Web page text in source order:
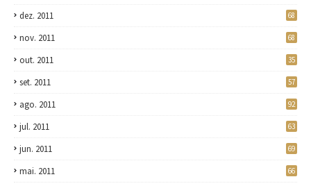
dez. 2011 68
nov. 2011 68
out. 2011 35
set. 2011 57
ago. 2011 92
jul. 2011 63
jun. 2011 69
mai. 2011 66